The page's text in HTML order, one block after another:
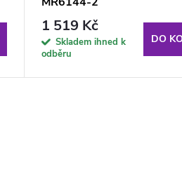
1 519 Kč
Skladem ihned k
odběru
DO